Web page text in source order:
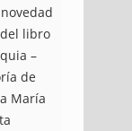
libro
–
de
María